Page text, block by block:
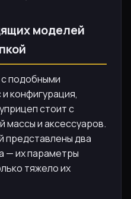
моделей
подобными
конфигурация,
стоит с
массы и аксессуаров.
представлены два
— их параметры
тяжело их